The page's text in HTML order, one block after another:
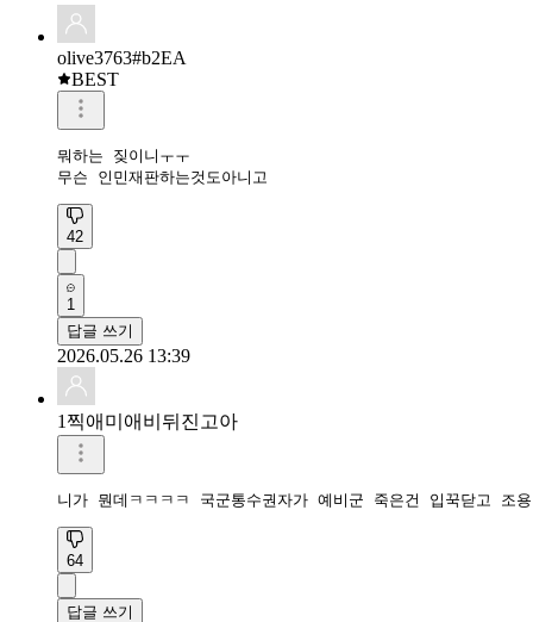
olive3763#b2EA
BEST
뭐하는 짖이니ㅜㅜ
무슨 인민재판하는것도아니고
42
1
답글 쓰기
2026.05.26 13:39
1찍애미애비뒤진고아
니가 뭔데ㅋㅋㅋㅋ 국군통수권자가 예비군 죽은건 입꾹닫고 조
64
답글 쓰기